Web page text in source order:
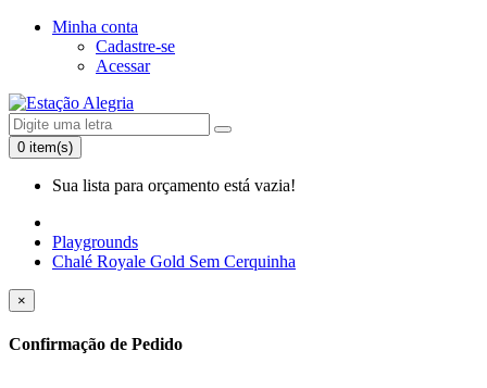
Minha conta
Cadastre-se
Acessar
0 item(s)
Sua lista para orçamento está vazia!
Playgrounds
Chalé Royale Gold Sem Cerquinha
×
Confirmação de Pedido